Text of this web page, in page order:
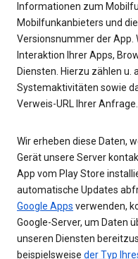
Informationen zum
Mobilfunkanbieters und
Versionsnummer der App.
Interaktion Ihrer Apps,
Diensten. Hierzu zählen u.
Systemaktivitäten sowie
Verweis-URL Ihrer Anfrage.
Wir erheben diese Daten,
Gerät unsere Server
App vom Play Store
automatische Updates
Google Apps verwenden,
Google-Server, um Daten
unseren Diensten
beispielsweise der Typ